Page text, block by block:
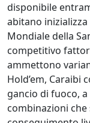
disponibile
abitano
Mondiale della
competitivo
ammettono
Hold’em, Caraibi
gancio di fuoco,
combinazioni